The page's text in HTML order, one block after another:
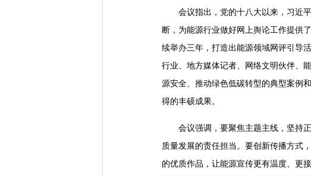
会议指出，党的十八大以来，习近平
断，为能源行业做好网上舆论工作提供
续举办三年，打造出能源领域网评引导
行业、地方媒体记者、网络文明伙伴、
源安全、推动绿色低碳转型的典型案例
得的丰硕成果。
会议强调，要聚焦主题主线，坚持正
质量发展的责任担当。要创新传播方式
的优质作品，让能源宣传更有温度、更